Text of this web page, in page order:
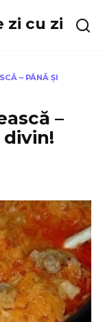
zi cu zi
– PÂNĂ ȘI
–
divin!